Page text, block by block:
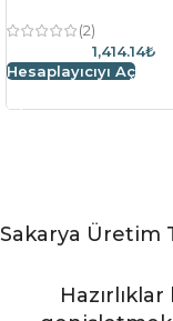
(2)
1,414.14₺
Hesaplayıcıyı Aç
Sakarya Üretim
Hazırlıklar